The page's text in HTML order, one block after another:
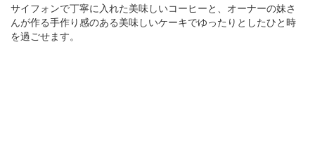
サイフォンで丁寧に入れた美味しいコーヒーと、オーナーの妹さ
んが作る手作り感のある美味しいケーキでゆったりとしたひと時
を過ごせます。